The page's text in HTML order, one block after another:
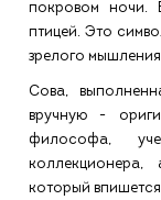
покровом ночи.
птицей. Это
зрелого
Сова,
вручную -
философа,
который